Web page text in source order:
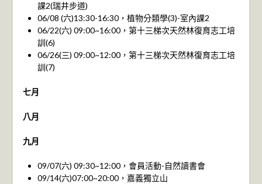
課2(瑞井步道)
06/08 (六)13:30-16:30，植物分類學(3)-室內課2
06/22(六) 09:00~16:00，第十三梯次天然林復育志工培
訓(6)
06/26(三) 09:00~12:00，第十三梯次天然林復育志工培
訓(7)
七月
八月
九月
09/07(六) 09:30~12:00，會員活動-自然讀書會
09/14(六)07:00~20:00，嘉義獨立山